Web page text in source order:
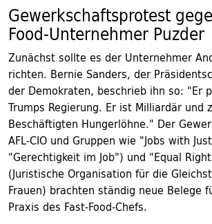
Gewerkschaftsprotest
Food-Unternehmer Puzder
Zunächst sollte es der Unternehmer
richten. Bernie Sanders, der
der Demokraten, beschrieb ihn so: "Er
Trumps Regierung. Er ist Milliardär und
Beschäftigten Hungerlöhne." Der
AFL-CIO und Gruppen wie "Jobs with
"Gerechtigkeit im Job") und "Equal
(Juristische Organisation für die
Frauen) brachten ständig neue Belege
Praxis des Fast-Food-Chefs.